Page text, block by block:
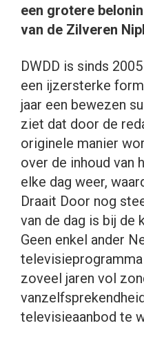
een grotere
van de Zilveren
DWDD is sinds
een ijzersterke
jaar een bewezen
ziet dat door de
originele manier
over de inhoud van
elke dag weer,
Draait Door nog
van de dag is bij de
Geen enkel ander
zoveel jaren vol
televisieaanbod te